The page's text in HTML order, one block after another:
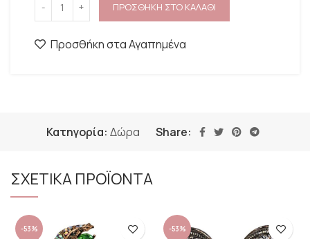
ΠΡΟΣΘΗΚΗ ΣΤΟ ΚΑΛΑΘΙ
Προσθήκη στα Αγαπημένα
Κατηγορία: Δώρα Share:
ΣΧΕΤΙΚΑ ΠΡΟΪΟΝΤΑ
-53% -53%